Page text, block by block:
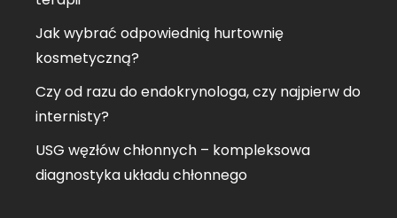
Jak wybrać odpowiednią hurtownię
kosmetyczną?
Czy od razu do endokrynologa, czy najpierw do
internisty?
USG węzłów chłonnych – kompleksowa
diagnostyka układu chłonnego